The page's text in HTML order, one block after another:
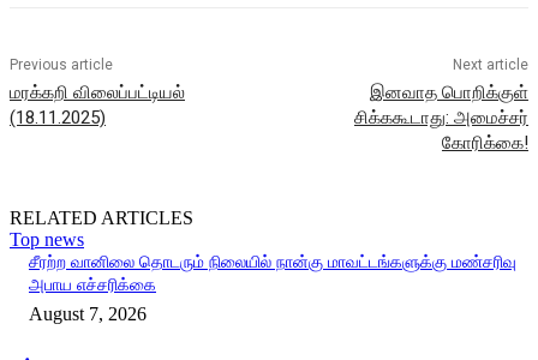
Previous article
மரக்கறி விலைப்பட்டியல்
(18.11.2025)
Next article
இனவாத பொறிக்குள்
சிக்ககூடாது: அமைச்சர்
கோரிக்கை!
RELATED ARTICLES
Top news
சீரற்ற வானிலை தொடரும் நிலையில் நான்கு மாவட்டங்களுக்கு மண்சரிவு
அபாய எச்சரிக்கை
August 7, 2026